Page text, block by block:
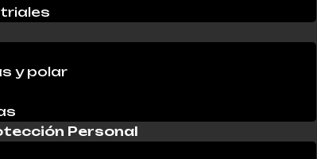
y polar
Personal